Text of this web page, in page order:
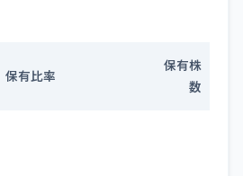
保有比率
保有株
数